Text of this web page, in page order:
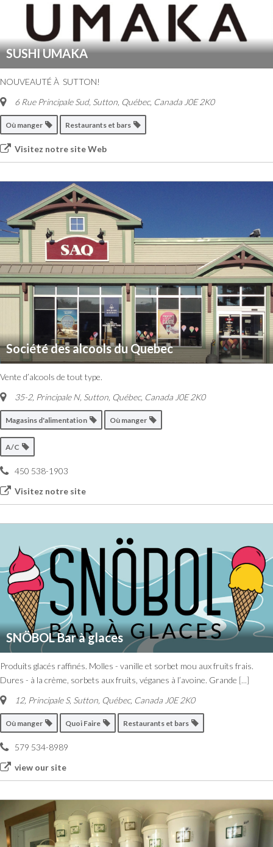
SUSHI UMAKA
NOUVEAUTÉ À SUTTON!
6 Rue Principale Sud, Sutton, Québec, Canada J0E 2K0
Où manger Restaurants et bars
Visitez notre site Web
Société des alcools du Quebec
Vente d’alcools de tout type.
35-2, Principale N, Sutton Québec, Canada J0E 2K0
Magasins d'alimentation Où manger
A/C
450 538-1903
Visitez notre site
SNÖBOL Bar à glaces
Produits glacés raffinés. Molles - vanille et sorbet mou aux fruits frais.
Dures - à la crème, sorbets aux fruits, véganes à l’avoine. Grande [...]
12, Principale S, Sutton, Québec, Canada J0E 2K0
Où manger Quoi Faire Restaurants et bars
579 534-8989
view our site